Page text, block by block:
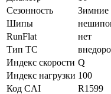
Сезонность
Зимние
Шипы
RunFlat
нет
Тип ТС
Индекс скорости Q
Индекс нагрузки 100
Код CAI
R1599